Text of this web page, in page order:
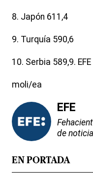
8. Japón 611,4
9. Turquía 590,6
10. Serbia 589,9. EFE
moli/ea
EFE
de
EN PORTADA